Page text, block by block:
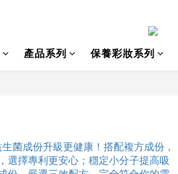
產品系列 保養彩妝系列